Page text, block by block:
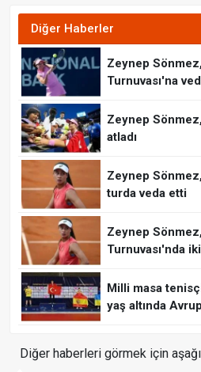
Diğer Haberler
Zeynep
Turnuvası'na
Zeynep
atladı
Zeynep
turda veda etti
Zeynep
Turnuvası'nda
Milli masa
yaş altında
Diğer haberleri görmek için